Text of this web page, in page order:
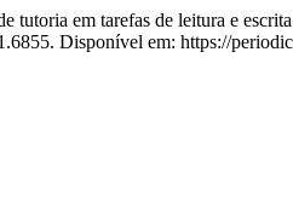
em tarefas de leitura e escrita
Disponível em: https://